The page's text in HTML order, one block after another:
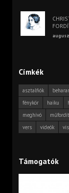
Címkék
asztalfiók
fénykör
haiku
meghívó
vers
videók
Támogatók